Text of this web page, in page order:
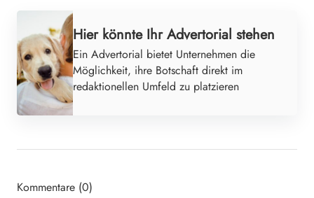
Hier könnte Ihr Advertorial stehen
Ein Advertorial bietet Unternehmen die
Möglichkeit, ihre Botschaft direkt im
redaktionellen Umfeld zu platzieren
Kommentare (0)